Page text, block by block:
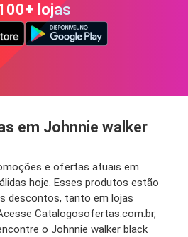
lojas
em Johnnie walker
e ofertas atuais em
hoje. Esses produtos estão
descontos, tanto em lojas
Catalogosofertas.com.br,
o Johnnie walker black